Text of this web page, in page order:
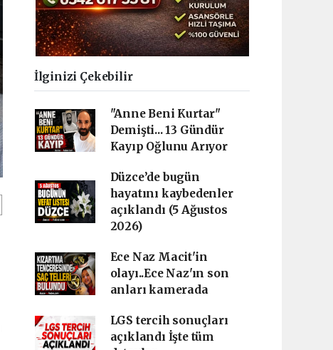
İlginizi Çekebilir
"Anne Beni Kurtar"
Demişti... 13 Gündür
Kayıp Oğlunu Arıyor
Düzce’de bugün
hayatını kaybedenler
açıklandı (5 Ağustos
2026)
Ece Naz Macit'in
olayı..Ece Naz'ın son
anları kamerada
LGS tercih sonuçları
açıklandı İşte tüm